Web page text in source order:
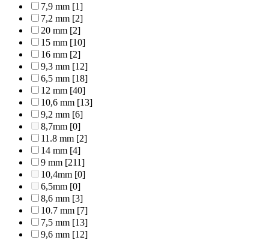
7,9 mm [1]
7,2 mm [2]
20 mm [2]
15 mm [10]
16 mm [2]
9,3 mm [12]
6,5 mm [18]
12 mm [40]
10,6 mm [13]
9,2 mm [6]
8,7mm [0]
11.8 mm [2]
14 mm [4]
9 mm [211]
10,4mm [0]
6,5mm [0]
8,6 mm [3]
10.7 mm [7]
7,5 mm [13]
9,6 mm [12]